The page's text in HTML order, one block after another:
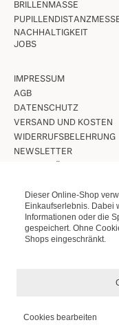
BRILLENMASSE
NACHHALTIGKEIT
JOBS
IMPRESSUM
AGB
DATENSCHUTZ
VERSAND UND KOSTEN
WIDERRUFSBELEHRUNG
NEWSLETTER
VINTAGE BRILLEN
VINTAGE
LUNETTES KOLLEKTION
ETUIS ETC.
Dieser Online-Shop
Einkaufserlebnis. Dabei
Informationen oder die
gespeichert. Ohne
Shops eingeschränkt.
Cookies bearbeiten